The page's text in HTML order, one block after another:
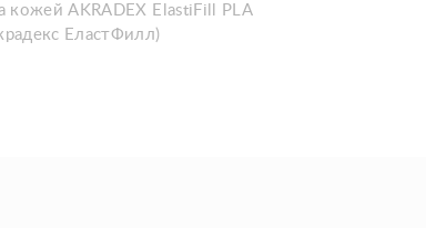
кожей AKRADEX ElastiFill PLA
ЕластФилл)